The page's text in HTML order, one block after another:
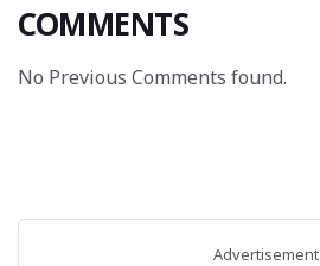
COMMENTS
No Previous Comments found.
Advertisement